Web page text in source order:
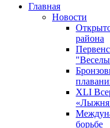
Главная
Новости
района
XLI
«Лыжня
борьбе